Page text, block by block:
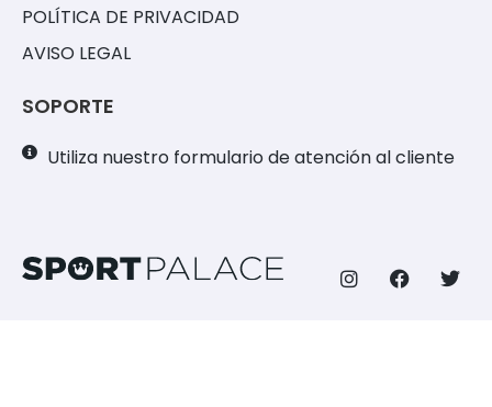
POLÍTICA DE PRIVACIDAD
AVISO LEGAL
SOPORTE
Utiliza nuestro formulario de atención al cliente